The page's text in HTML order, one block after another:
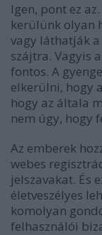
Igen, pont ez
kerülünk olyan
vagy láthatják
szájtra. Vagyis
fontos. A
elkerülni, hogy
hogy az általa
nem úgy, hogy
Az emberek
webes
jelszavakat. És
életveszélyes
komolyan
felhasználói